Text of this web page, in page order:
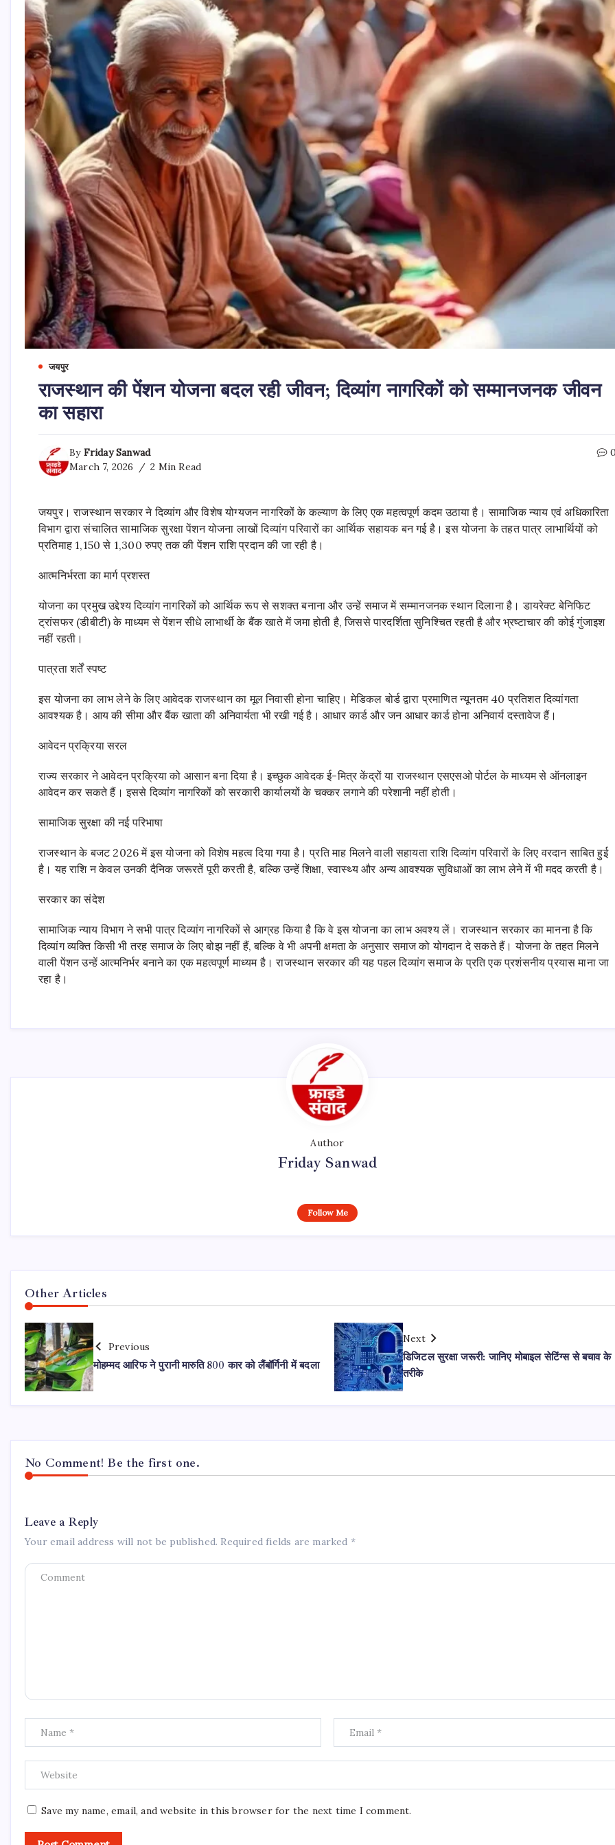
जयपुर
राजस्थान की पेंशन योजना बदल रही जीवन; दिव्यांग नागरिकों को सम्मानजनक जीवन
का सहारा
By Friday Sanwad
March 7, 2026
2 Min Read
जयपुर। राजस्थान सरकार ने दिव्यांग और विशेष योग्यजन नागरिकों के कल्याण के लिए एक महत्वपूर्ण कदम उठाया है। सामाजिक न्याय एवं अधिकारिता
विभाग द्वारा संचालित सामाजिक सुरक्षा पेंशन योजना लाखों दिव्यांग परिवारों का आर्थिक सहायक बन गई है। इस योजना के तहत पात्र लाभार्थियों को
प्रतिमाह 1,150 से 1,300 रुपए तक की पेंशन राशि प्रदान की जा रही है।
आत्मनिर्भरता का मार्ग प्रशस्त
योजना का प्रमुख उद्देश्य दिव्यांग नागरिकों को आर्थिक रूप से सशक्त बनाना और उन्हें समाज में सम्मानजनक स्थान दिलाना है। डायरेक्ट बेनिफिट
ट्रांसफर (डीबीटी) के माध्यम से पेंशन सीधे लाभार्थी के बैंक खाते में जमा होती है, जिससे पारदर्शिता सुनिश्चित रहती है और भ्रष्टाचार की कोई गुंजाइश
नहीं रहती।
पात्रता शर्तें स्पष्ट
इस योजना का लाभ लेने के लिए आवेदक राजस्थान का मूल निवासी होना चाहिए। मेडिकल बोर्ड द्वारा प्रमाणित न्यूनतम 40 प्रतिशत दिव्यांगता
आवश्यक है। आय की सीमा और बैंक खाता की अनिवार्यता भी रखी गई है। आधार कार्ड और जन आधार कार्ड होना अनिवार्य दस्तावेज हैं।
आवेदन प्रक्रिया सरल
राज्य सरकार ने आवेदन प्रक्रिया को आसान बना दिया है। इच्छुक आवेदक ई-मित्र केंद्रों या राजस्थान एसएसओ पोर्टल के माध्यम से ऑनलाइन
आवेदन कर सकते हैं। इससे दिव्यांग नागरिकों को सरकारी कार्यालयों के चक्कर लगाने की परेशानी नहीं होती।
सामाजिक सुरक्षा की नई परिभाषा
राजस्थान के बजट 2026 में इस योजना को विशेष महत्व दिया गया है। प्रति माह मिलने वाली सहायता राशि दिव्यांग परिवारों के लिए वरदान साबित हुई
है। यह राशि न केवल उनकी दैनिक जरूरतें पूरी करती है, बल्कि उन्हें शिक्षा, स्वास्थ्य और अन्य आवश्यक सुविधाओं का लाभ लेने में भी मदद करती है।
सरकार का संदेश
सामाजिक न्याय विभाग ने सभी पात्र दिव्यांग नागरिकों से आग्रह किया है कि वे इस योजना का लाभ अवश्य लें। राजस्थान सरकार का मानना है कि
दिव्यांग व्यक्ति किसी भी तरह समाज के लिए बोझ नहीं हैं, बल्कि वे भी अपनी क्षमता के अनुसार समाज को योगदान दे सकते हैं। योजना के तहत मिलने
वाली पेंशन उन्हें आत्मनिर्भर बनाने का एक महत्वपूर्ण माध्यम है। राजस्थान सरकार की यह पहल दिव्यांग समाज के प्रति एक प्रशंसनीय प्रयास माना जा
रहा है।
Author
Friday Sanwad
Follow Me
Other Articles
Previous
मोहम्मद आरिफ ने पुरानी मारुति 800 कार को लैंबॉर्गिनी में बदला
Next
डिजिटल सुरक्षा जरूरी: जानिए मोबाइल सेटिंग्स से बचाव के
तरीके
No Comment! Be the first one.
Leave a Reply
Your email address will not be published. Required fields are marked *
Save my name, email, and website in this browser for the next time I comment.